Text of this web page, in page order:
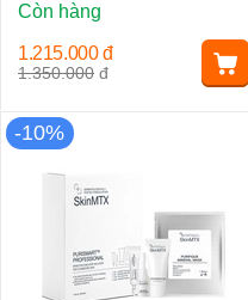
Còn hàng
1.350.000 đ
1.215.000 đ
-10%